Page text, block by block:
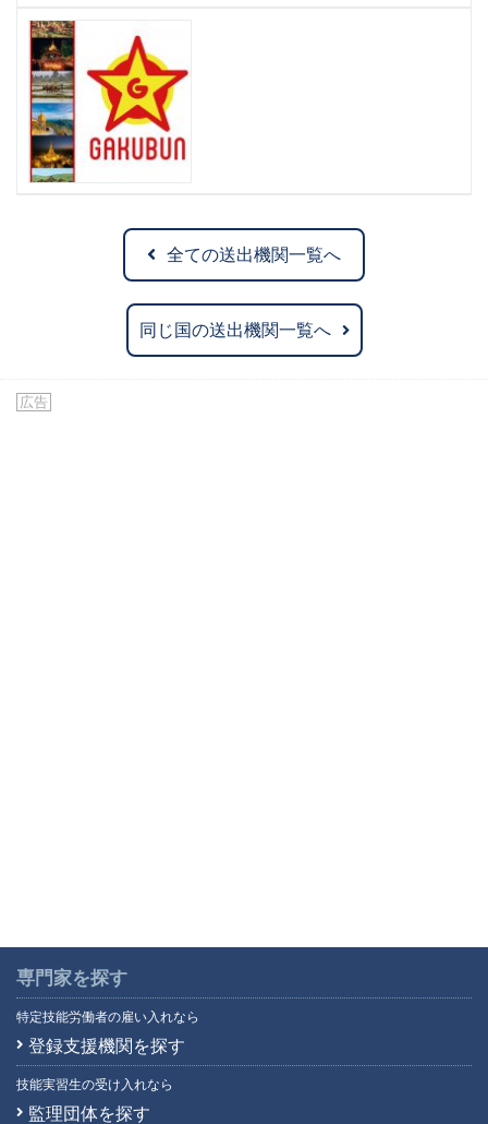
全ての送出機関一覧へ
同じ国の送出機関一覧へ
広告
専門家を探す
特定技能労働者の雇い入れなら
登録支援機関を探す
技能実習生の受け入れなら
監理団体を探す